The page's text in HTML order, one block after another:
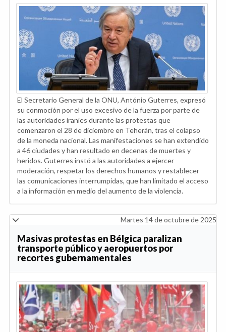
El Secretario General de la ONU, António Guterres, expresó
su conmoción por el uso excesivo de la fuerza por parte de
las autoridades iraníes durante las protestas que
comenzaron el 28 de diciembre en Teherán, tras el colapso
de la moneda nacional. Las manifestaciones se han extendido
a 46 ciudades y han resultado en decenas de muertes y
heridos. Guterres instó a las autoridades a ejercer
moderación, respetar los derechos humanos y restablecer
las comunicaciones interrumpidas, que han limitado el acceso
a la información en medio del aumento de la violencia.
Martes 14 de octubre de 2025
Masivas protestas en Bélgica paralizan
transporte público y aeropuertos por
recortes gubernamentales